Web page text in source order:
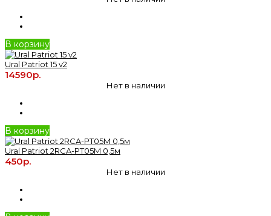
В корзину
Ural Patriot 15 v2
14590р.
Нет в наличии
В корзину
Ural Patriot 2RCA-PT05M 0,5м
450р.
Нет в наличии